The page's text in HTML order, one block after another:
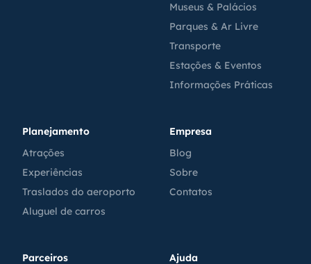
Museus & Palácios
Parques & Ar Livre
Transporte
Estações & Eventos
Informações Práticas
Planejamento
Atrações
Experiências
Traslados do aeroporto
Aluguel de carros
Empresa
Blog
Sobre
Contatos
Parceiros Ajuda